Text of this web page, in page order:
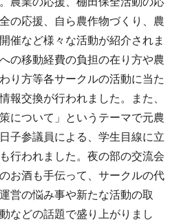
の応援、自ら農作物づくり、農
催など様々な活動が紹介されま
の移動経費の負担の在り方や農
り方等各サークルの活動に当た
報交換が行われました。また、
について」というテーマで元農
子参議員による、学生目線に立
行われました。夜の部の交流会
お酒も手伝って、サークルの代
営の悩み事や新たな活動の取
などの話題で盛り上がりまし